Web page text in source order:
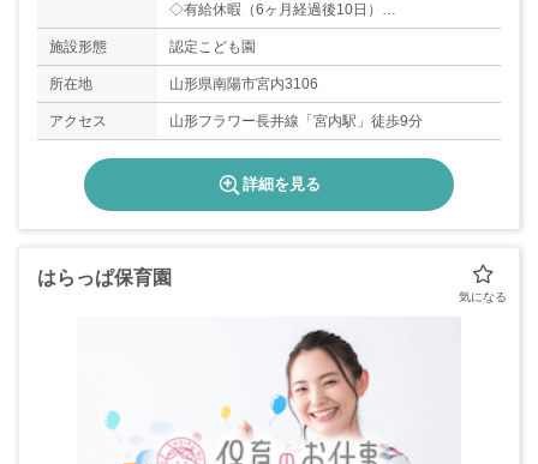
◇有給休暇（6ヶ月経過後10日）
◇年間休日数105日
施設形態 認定こども園
所在地 山形県南陽市宮内3106
アクセス 山形フラワー長井線「宮内駅」徒歩9分
詳細を見る
はらっぱ保育園